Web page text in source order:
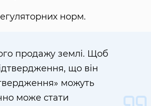
норм.
продажу землі. Щоб
що він
можуть
може стати